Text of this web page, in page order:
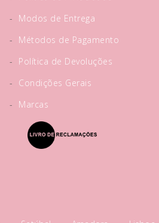
-
Modos de Entrega
-
Métodos de Pagamento
-
Política de Devoluções
-
Condições Gerais
-
Marcas